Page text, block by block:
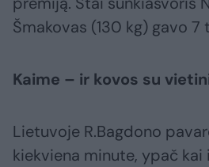
Šmakovas (130 kg) gavo
Kaime – ir kovos su
Lietuvoje R.Bagdono
kiekviena minute, ypač kai